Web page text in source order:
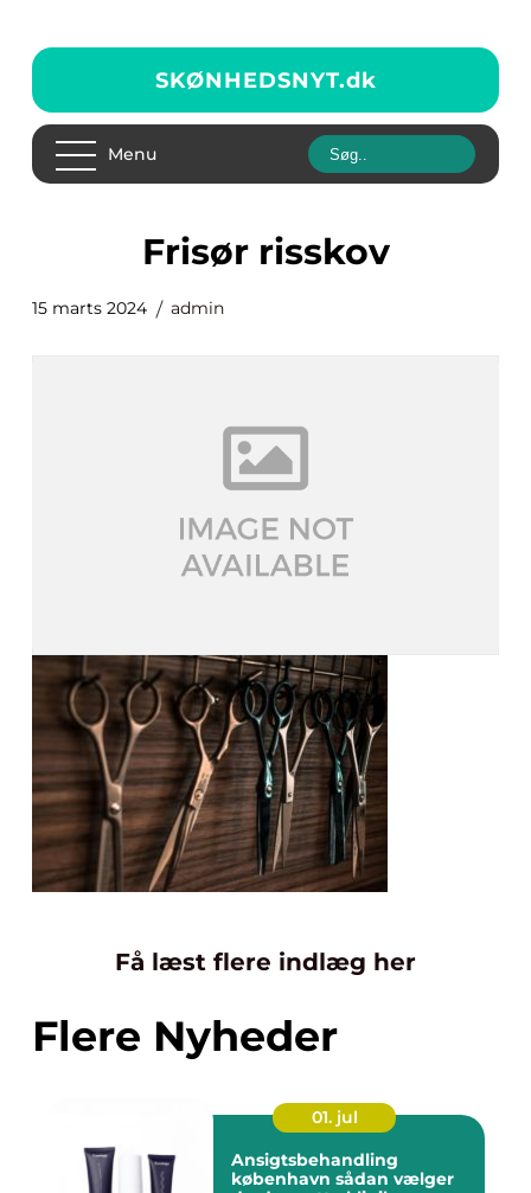
SKØNHEDSNYT.dk
Menu
Frisør risskov
15 marts 2024 admin
Få læst flere indlæg her
Flere Nyheder
01. jul
Ansigtsbehandling
københavn sådan vælger